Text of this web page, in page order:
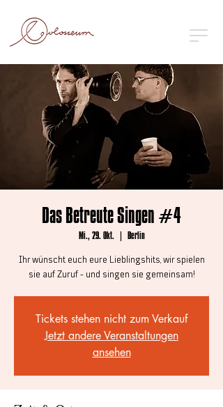
Das Betreute Singen #4
Mi., 29. Okt.
  |
Berlin
Ihr wünscht euch eure Lieblingshits, wir spielen
sie auf Zuruf - und singen sie gemeinsam!
Tickets stehen nicht zum Verkauf
Jetzt andere Veranstaltungen
ansehen